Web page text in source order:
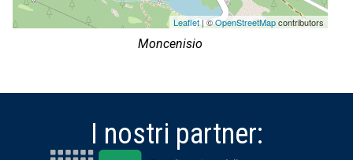
Leaflet| ©OpenStreetMapcontributors
Moncenisio
I nostri partner: